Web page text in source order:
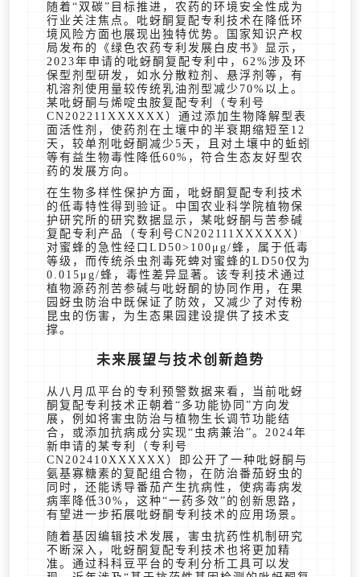
随着“双碳”目标推进，农药的环境安全性成为
行业关注焦点。吡蚜酮复配专利技术在降低环
境风险方面也展现出独特优势。国家知识产权
局发布的《绿色农药专利发展白皮书》显示，
2023年申请的吡蚜酮复配专利中，62%涉及环
保型剂型研发，如水分散粒剂、悬浮剂等，有
机溶剂使用量较传统乳油剂型减少70%以上。
某吡蚜酮与烯啶虫胺复配专利（专利号
CN202211XXXXXX）通过添加生物降解型表
面活性剂，使药剂在土壤中的半衰期缩短至12
天，较单剂吡蚜酮减少5天，且对土壤中的蚯蚓
等有益生物毒性降低60%，符合生态友好型农
药的发展方向。
在生物多样性保护方面，吡蚜酮复配专利技术
的低毒特性得到验证。中国农业科学院植物保
护研究所的研究数据显示，某吡蚜酮与苦参碱
复配专利产品（专利号CN202111XXXXXX）
对蜜蜂的急性经口LD50>100μg/蜂，属于低毒
等级，而传统杀虫剂毒死蜱对蜜蜂的LD50仅为
0.015μg/蜂，毒性差异显著。该专利技术通过
植物源药剂苦参碱与吡蚜酮的协同作用，在果
园蚜虫防治中既保证了防效，又减少了对传粉
昆虫的伤害，为生态果园建设提供了技术支
撑。
未来展望与技术创新趋势
从八月瓜平台的专利预警数据来看，当前吡蚜
酮复配专利技术正朝着“多功能协同”方向发
展，例如将害虫防治与植物生长调节功能结
合，或添加抗病成分实现“虫病兼治”。2024年
新申请的某专利（专利号
CN202410XXXXXX）即公开了一种吡蚜酮与
氨基寡糖素的复配组合物，在防治番茄蚜虫的
同时，还能诱导番茄产生抗病性，使病毒病发
病率降低30%，这种“一药多效”的创新思路，
有望进一步拓展吡蚜酮专利技术的应用场景。
随着基因编辑技术发展，害虫抗药性机制研究
不断深入，吡蚜酮复配专利技术也将更加精
准。通过科科豆平台的专利分析工具可以发